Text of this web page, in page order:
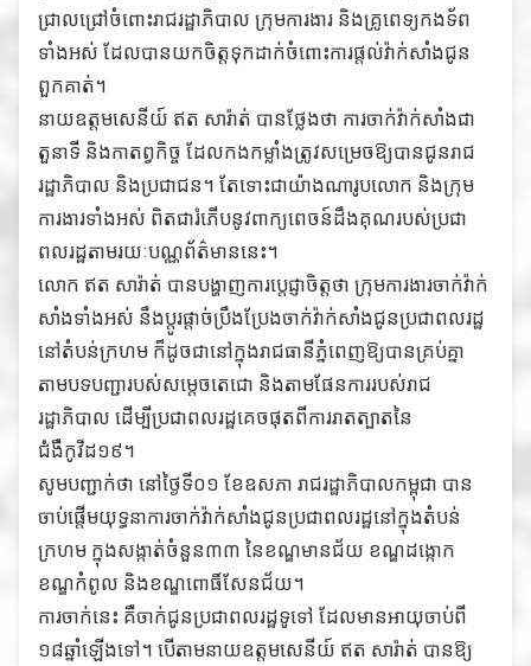
ជ្រាលជ្រៅចំពោះរាជរដ្ឋាភិបាល ក្រុមការងារ និងគ្រូពេទ្យកងទ័ព
ទាំងអស់ ដែលបានយកចិត្តទុកដាក់ចំពោះការផ្តល់វ៉ាក់សាំងជូន
ពួកគាត់។
នាយឧត្តមសេនីយ៍ ឥត សារ៉ាត់ បានថ្លែងថា ការចាក់វ៉ាក់សាំងជា
តួនាទី និងកាតព្វកិច្ច ដែលកងកម្លាំងត្រូវសម្រេចឱ្យបានជូនរាជ
រដ្ឋាភិបាល និងប្រជាជន។ តែទោះជាយ៉ាងណារូបលោក និងក្រុម
ការងារទាំងអស់ ពិតជារំភើបនូវពាក្យពេចន៍ដឹងគុណរបស់ប្រជា
ពលរដ្ឋតាមរយៈបណ្ណព័ត៌មាននេះ។
លោក ឥត សារ៉ាត់ បានបង្ហាញការប្តេជ្ញាចិត្តថា ក្រុមការងារចាក់វ៉ាក់
សាំងទាំងអស់ នឹងប្តូរផ្តាច់ប្រឹងប្រែងចាក់វ៉ាក់សាំងជូនប្រជាពលរដ្ឋ
នៅតំបន់ក្រហម ក៏ដូចជានៅក្នុងរាជធានីភ្នំពេញឱ្យបានគ្រប់គ្នា
តាមបទបញ្ជារបស់សម្តេចតេជោ និងតាមផែនការរបស់រាជ
រដ្ឋាភិបាល ដើម្បីប្រជាពលរដ្ឋគេចផុតពីការរាតត្បាតនៃ
ជំងឺកូវីដ១៩។
សូមបញ្ជាក់ថា នៅថ្ងៃទី០១ ខែឧសភា រាជរដ្ឋាភិបាលកម្ពុជា បាន
ចាប់ផ្តើមយុទ្ធនាការចាក់វ៉ាក់សាំងជូនប្រជាពលរដ្ឋនៅក្នុងតំបន់
ក្រហម ក្នុងសង្កាត់ចំនួន៣៣ នៃខណ្ឌមានជ័យ ខណ្ឌដង្កោក
ខណ្ឌកំពូល និងខណ្ឌពោធិ៍សែនជ័យ។
ការចាក់នេះ គឺចាក់ជូនប្រជាពលរដ្ឋទូទៅ ដែលមានអាយុចាប់ពី
១៨ឆ្នាំឡើងទៅ។ បើតាមនាយឧត្តមសេនីយ៍ ឥត សារ៉ាត់ បានឱ្យ